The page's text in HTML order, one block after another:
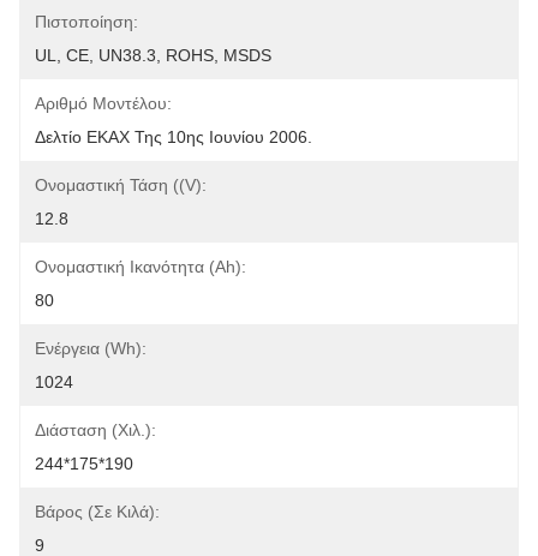
Πιστοποίηση:
UL, CE, UN38.3, ROHS, MSDS
Αριθμό Μοντέλου:
Δελτίο ΕΚΑΧ Της 10ης Ιουνίου 2006.
Ονομαστική Τάση ((V):
12.8
Ονομαστική Ικανότητα (Ah):
80
Ενέργεια (Wh):
1024
Διάσταση (χιλ.):
244*175*190
Βάρος (σε Κιλά):
9